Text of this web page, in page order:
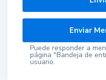
Puede responder a
página "Bandeja de
usuario.